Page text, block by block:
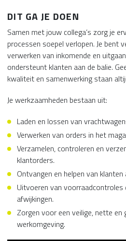
DIT GA JE DOEN
Samen met jouw collega’s zorg je
processen soepel verlopen. Je bent
verwerken van inkomende en
ondersteunt klanten aan de balie.
kwaliteit en samenwerking staan
Je werkzaamheden bestaan uit:
Laden en lossen van
Verwerken van orders in het
Verzamelen, controleren en
klantorders.
Ontvangen en helpen van
Uitvoeren van voorraadcontroles
afwijkingen.
Zorgen voor een veilige, nette en
werkomgeving.